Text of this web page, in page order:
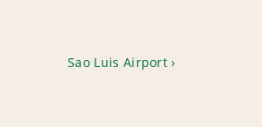
Sao Luis Airport